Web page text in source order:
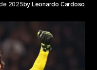
2025by Leonardo Cardoso